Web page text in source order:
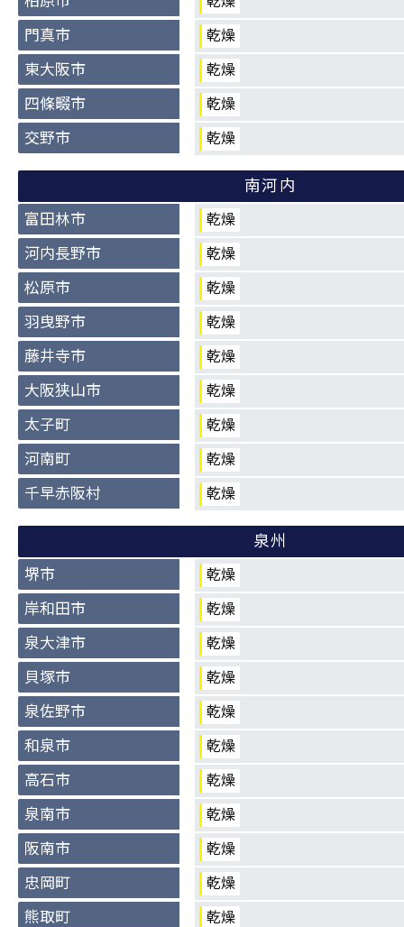
門真市 乾燥
東大阪市 乾燥
四條畷市 乾燥
交野市 乾燥
南河内
富田林市
乾燥
河内長野市 乾燥
松原市 乾燥
羽曳野市 乾燥
藤井寺市 乾燥
大阪狭山市 乾燥
太子町 乾燥
河南町 乾燥
千早赤阪村 乾燥
泉州
堺市
乾燥
岸和田市 乾燥
泉大津市 乾燥
貝塚市 乾燥
泉佐野市 乾燥
和泉市 乾燥
高石市 乾燥
泉南市 乾燥
阪南市 乾燥
忠岡町 乾燥
熊取町 乾燥